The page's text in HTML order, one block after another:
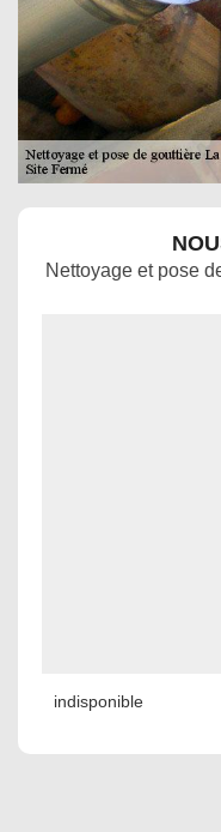
Nettoyage et pose
indisponible